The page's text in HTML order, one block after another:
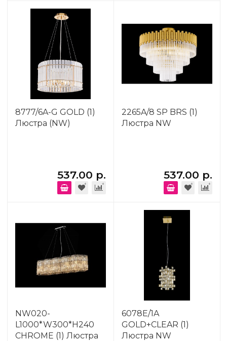
8777/6A-G GOLD (1)
Люстра (NW)
537.00 р.
2265A/8 SP BRS (1)
Люстра NW
537.00 р.
NW020-
L1000*W300*H240
CHROME (1) Люстра
6078E/1A
GOLD+CLEAR (1)
Люстра NW